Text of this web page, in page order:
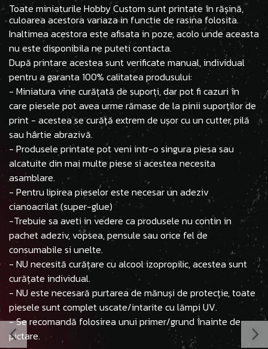
Toate miniaturile Hobby Custom sunt printate în rășină,
culoarea acestora variaza in functie de rasina folosita.
Inaltimea acestora este afisata in poze, acolo unde aceasta
nu este disponibila ne puteti contacta.
După printare acestea sunt verificate manual, individual
pentru a garanta 100% calitatea produsului:
- Miniatura vine curățată de suporți, dar pot fi cazuri în
care piesele pot avea urme rămase de la pinii suporților de
print - acestea se curăță extrem de ușor cu un cutter, pilă
sau hârtie abrazivă.
- Produsele printate pot veni intr-o singura piesa sau
alcatuite din mai multe piese si acestea necesita
asamblare.
- Pentru lipirea pieselor este necesar un adeziv
cianoacrilat (super-glue)
-Trebuie sa aveti in vedere ca produsele nu contin in
pachet adeziv, vopsea, pensule sau orice fel de
consumabile si unelte.
- NU necesită curățare cu alcool izopropilic, acestea sunt
curățate individual.
- NU este necesară purtarea de mănuși de protecție, toate
piesele sunt complet uscate/intarite cu lămpi UV.
- Se recomandă folosirea unui primer/grund înainte de
pictare.